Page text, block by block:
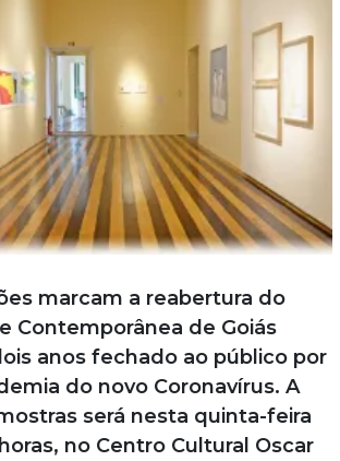
marcam a reabertura do
Contemporânea de Goiás
anos fechado ao público por
do novo Coronavírus. A
será nesta quinta-feira
no Centro Cultural Oscar